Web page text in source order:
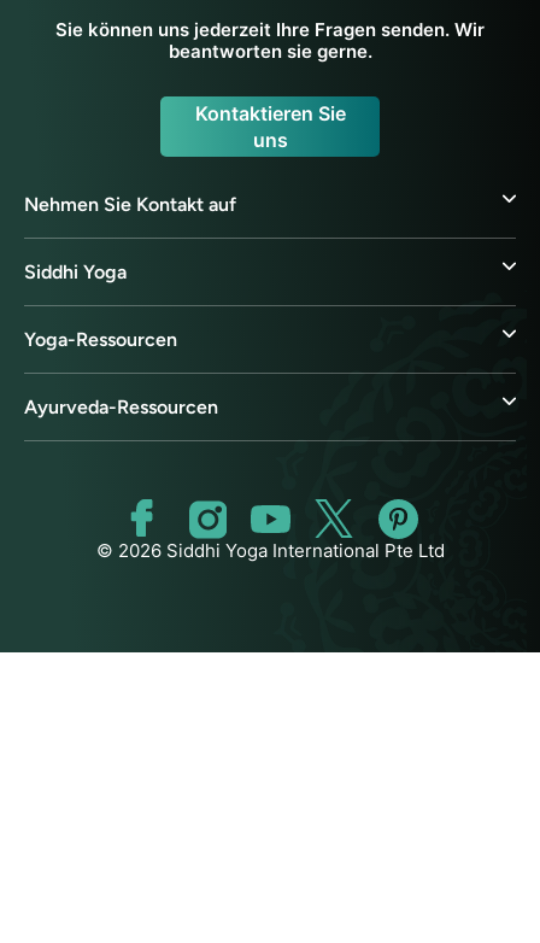
Sie können uns jederzeit Ihre Fragen senden. Wir
beantworten sie gerne.
Kontaktieren Sie
uns
Nehmen Sie Kontakt auf
Siddhi Yoga
Yoga-Ressourcen
Ayurveda-Ressourcen
© 2026 Siddhi Yoga International Pte Ltd